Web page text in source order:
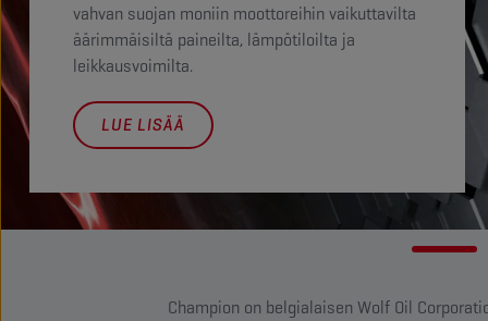
vahvan suojan moniin moottoreihin vaikuttavilta
äärimmäisiltä paineilta, lämpötiloilta ja
leikkausvoimilta.
LUE LISÄÄ
Champion on belgialaisen Wolf Oil